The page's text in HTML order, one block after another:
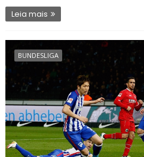
Leia mais
BUNDESLIGA